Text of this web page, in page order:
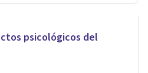
psicológicos del